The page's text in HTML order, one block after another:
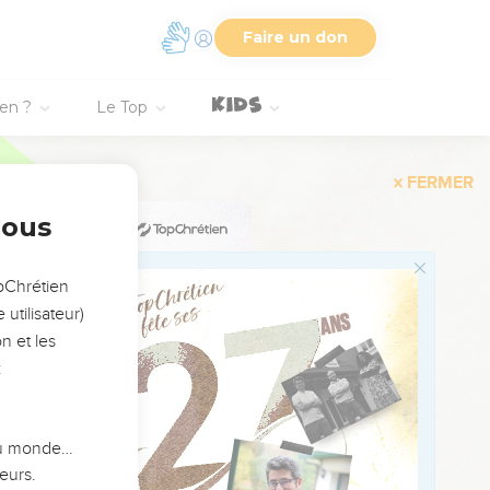
Faire un don
? Le Top
ce jour Comme le
flamme du milieu de
utilisateur)
et les
monde…